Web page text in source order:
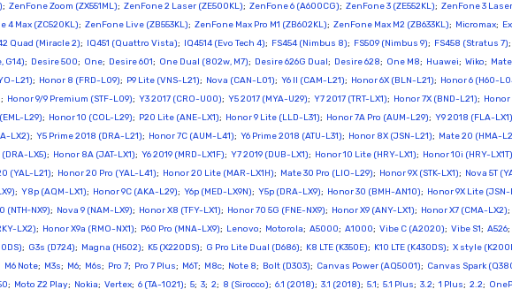
; ZenFone Zoom (ZX551ML); ZenFone 2 Laser (ZE500KL); ZenFone 6 (A600CG); ZenFone 3 (ZE552KL); ZenFone 3 Laser
4 Max (ZC520KL); ZenFone Live (ZB553KL); ZenFone Max Pro M1 (ZB602KL); ZenFone Max M2 (ZB633KL); Micromax;
Quad (Miracle 2); IQ451 (Quattro Vista); IQ4514 (Evo Tech 4); FS454 (Nimbus 8); FS509 (Nimbus 9); FS458 (Stratus 7);
G14); Desire 500; One; Desire 601; One Dual (802w, M7); Desire 626G Dual; Desire 628; One M8; Huawei; Wiko;
L21); Honor 8 (FRD-L09); P9 Lite (VNS-L21); Nova (CAN-L01); Y6 II (CAM-L21); Honor 6X (BLN-L21); Honor 6 (H60-
; Honor 9/9 Premium (STF-L09); Y3 2017 (CRO-U00); Y5 2017 (MYA-U29); Y7 2017 (TRT-LX1); Honor 7X (BND-L21); Honor
L29); Honor 10 (COL-L29); P20 Lite (ANE-LX1); Honor 9 Lite (LLD-L31); Honor 7A Pro (AUM-L29); Y9 2018 (FLA-LX1)
LX2); Y5 Prime 2018 (DRA-L21); Honor 7C (AUM-L41); Y6 Prime 2018 (ATU-L31); Honor 8X (JSN-L21); Mate 20 (HMA-
LX5); Honor 8A (JAT-LX1); Y6 2019 (MRD-LX1F); Y7 2019 (DUB-LX1); Honor 10 Lite (HRY-LX1); Honor 10i (HRY-LX1T)
(YAL-L21); Honor 20 Pro (YAL-L41); Honor 20 Lite (MAR-LX1H); Mate 30 Pro (LIO-L29); Honor 9X (STK-LX1); Nova 5T
; Y8p (AQM-LX1); Honor 9C (AKA-L29); Y6p (MED-LX9N); Y5p (DRA-LX9); Honor 30 (BMH-AN10); Honor 9X Lite (JSN-
(NTH‑NX9); Nova 9 (NAM-LX9); Honor X8 (TFY-LX1); Honor 70 5G (FNE-NX9); Honor X9 (ANY-LX1); Honor X7 (CMA-LX2);
LX2); Honor X9a (RMO-NX1); P60 Pro (MNA-LX9); Lenovo; Motorola; A5000; A1000; Vibe C (A2020); Vibe S1; A526;
; G3s (D724); Magna (H502); K5 (X220DS); G Pro Lite Dual (D686); K8 LTE (K350E); K10 LTE (K430DS); X style
M6 Note; M3s; M6; M6s; Pro 7; Pro 7 Plus; M6T; M8c; Note 8; Bolt (D303); Canvas Power (AQ5001); Canvas Spark
; Moto Z2 Play; Nokia; Vertex; 6 (TA-1021); 5; 3; 2; 8 (Sirocco); 6.1 (2018); 3.1 (2018); 5.1; 5.1 Plus; 3.2; 1 Plus; 2.2;